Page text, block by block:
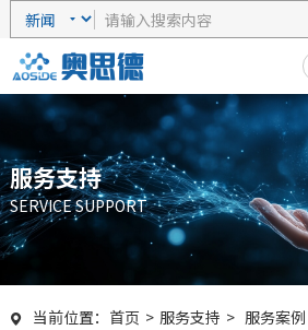
服务支持
SERVICE SUPPORT
 当前位置： 首页 > 服务支持 > 服务案例